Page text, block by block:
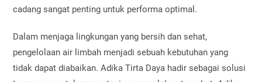
cadang sangat penting untuk performa optimal.
Dalam menjaga lingkungan yang bersih dan sehat,
pengelolaan air limbah menjadi sebuah kebutuhan yang
tidak dapat diabaikan. Adika Tirta Daya hadir sebagai solusi